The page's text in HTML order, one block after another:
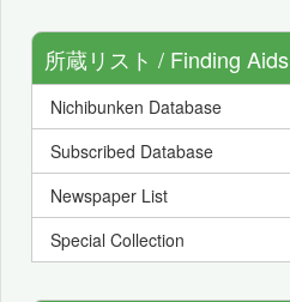
所蔵リスト / Finding Aids
Nichibunken Database
Subscribed Database
Newspaper List
Special Collection